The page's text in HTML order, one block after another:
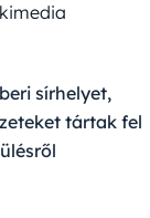
sírhelyet,
tártak fel